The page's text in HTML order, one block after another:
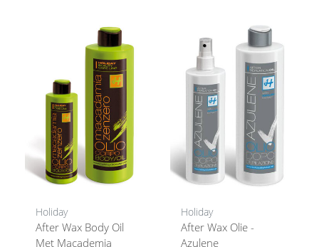
Holiday
After Wax Body Oil
Met Macademia
Holiday
After Wax Olie -
Azulene